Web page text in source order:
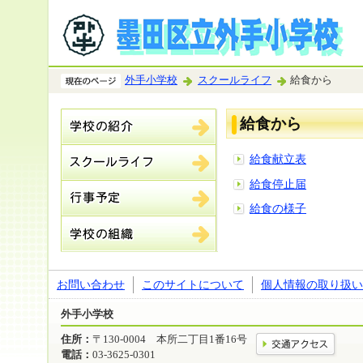
外手小学校 スクールライフ 給食から
給食から
給食献立表
給食停止届
給食の様子
お問い合わせ このサイトについて 個人情報の取り扱い
外手小学校
住所： 〒130-0004 本所二丁目1番16号
電話： 03-3625-0301